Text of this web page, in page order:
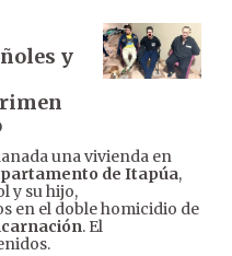
y
una vivienda en
de Itapúa,
y su hijo,
en el doble homicidio de
. El